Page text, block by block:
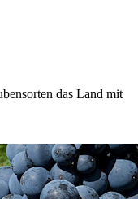
das Land mit